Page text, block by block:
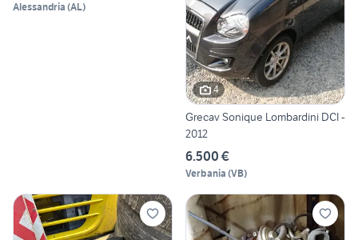
Alessandria (AL)
4
Grecav Sonique Lombardini DCI -
2012
6.500 €
Verbania (VB)